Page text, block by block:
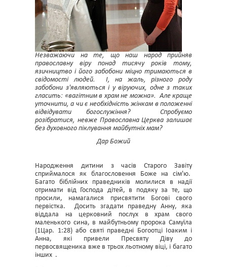
Незважаючи на те, що наш народ прийняв
православну віру понад тисячу років тому,
язичництво і його забобони міцно тримаються в
свідомості людей. І, на жаль, різного роду
забобони з'являються і у віруючих, одне з таких
гласить: «вагітним в храм не можна». Але краще
уточнити, а чи є необхідність жінкам в положенні
відвідувати богослужіння? Спробуємо
розібратися, невже Православна Церква залишає
без духовного піклування майбутніх мам?
Дар Божий
Народження дитини з часів Старого Завіту
сприймалося як благословення Боже на сім'ю.
Багато біблійних праведників молилися в надії
отримати від Господа дітей, в подяку за те, що
просили, намагалися присвятити Богові свого
первістка. Досить згадати праведну Анну, яка
віддала на церковний послух в храм свого
маленького сина, в майбутньому пророка Самуїла
(1Цар. 1:28) або святі праведні Богоотці Іоаким і
Анна, які привели Пресвяту Діву до
первосвященика вже в трьох льотному віці, і багато
інших .